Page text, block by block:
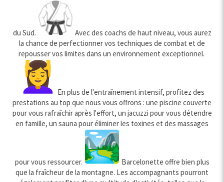
du Sud.
Avec des coachs de haut niveau, vous aurez
la chance de perfectionner vos techniques de combat et de
repousser vos limites dans un environnement exceptionnel.
En plus de l'entraînement intensif, profitez des
prestations au top que nous vous offrons : une piscine couverte
pour vous rafraîchir après l'effort, un jacuzzi pour vous détendre
en famille, un sauna pour éliminer les toxines et des massages
pour vous ressourcer.
Barcelonette offre bien plus
que la fraîcheur de la montagne. Les accompagnants pourront